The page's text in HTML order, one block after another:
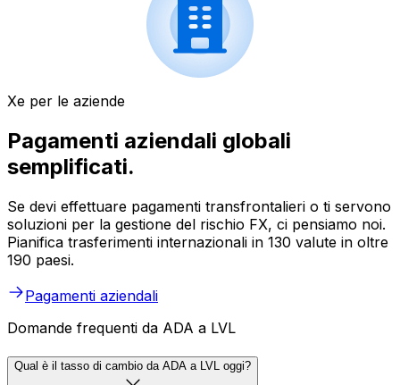
Xe per le aziende
Pagamenti aziendali globali
semplificati.
Se devi effettuare pagamenti transfrontalieri o ti servono
soluzioni per la gestione del rischio FX, ci pensiamo noi.
Pianifica trasferimenti internazionali in 130 valute in oltre
190 paesi.
Pagamenti aziendali
Domande frequenti da ADA a LVL
Qual è il tasso di cambio da ADA a LVL oggi?